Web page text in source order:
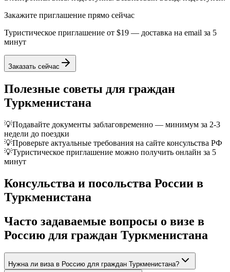
Закажите приглашение прямо сейчас
Туристическое приглашение от $19 — доставка на email за 5
минут
Заказать сейчас
Полезные советы для граждан
Туркменистана
💡Подавайте документы заблаговременно — минимум за 2-3
недели до поездки
💡Проверьте актуальные требования на сайте консульства РФ
💡Туристическое приглашение можно получить онлайн за 5
минут
Консульства и посольства России в
Туркменистана
Часто задаваемые вопросы о визе в
Россию для граждан Туркменистана
Нужна ли виза в Россию для граждан Туркменистана?